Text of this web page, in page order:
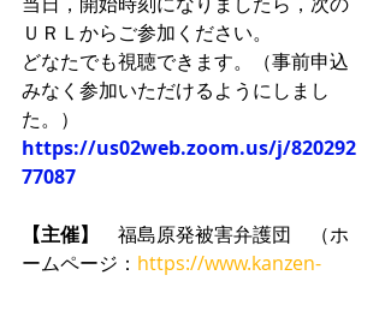
ＵＲＬからご参加ください。
どなたでも視聴できます。（事前申込
みなく参加いただけるようにしまし
た。）
https://us02web.zoom.us/j/820292
77087
【主催】 福島原発被害弁護団　（ホ
ームページ： https://www.kanzen-